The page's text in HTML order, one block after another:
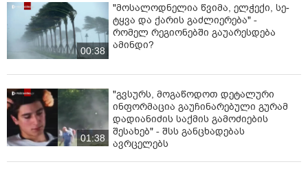
00:38
"მოსალოდნელია წვიმა, ელ­ჭე­ქი, სე­
ტყვა და ქა­რის გაძ­ლი­ე­რე­ბა" -
რომელ რეგიონებში გაუარესდება
ამინდი?
01:38
"გვსურს, მოგაწოდოთ დეტალური
ინფორმაცია გაუჩინარებული გურამ
დადიანიძის საქმის გამოძიების
შესახებ" - შსს განცხადებას
ავრცელებს